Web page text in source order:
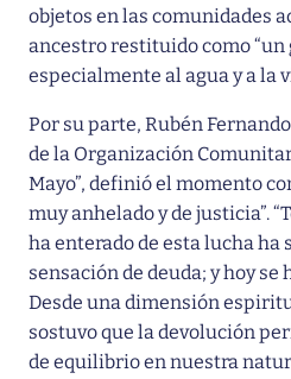
objetos en las comunidades
ancestro restituido como “un
especialmente al agua y a la
Por su parte, Rubén
de la Organización
Mayo”, definió el momento
muy anhelado y de justicia”.
ha enterado de esta lucha ha
sensación de deuda; y hoy se
Desde una dimensión
sostuvo que la devolución
de equilibrio en nuestra